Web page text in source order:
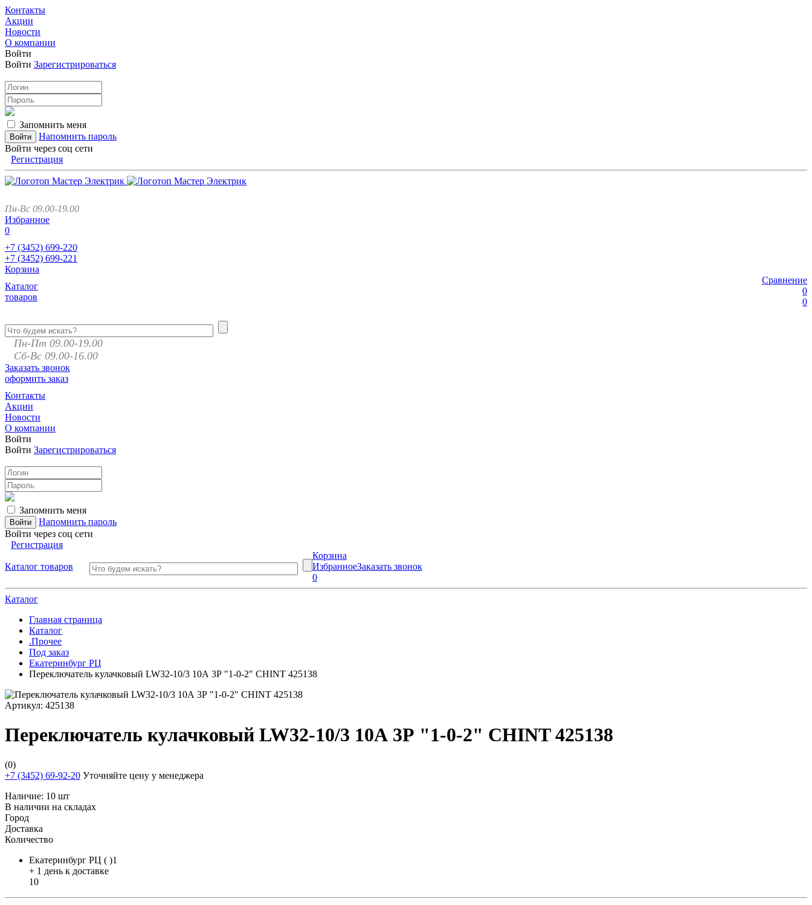
Контакты
Акции
Новости
О компании
Войти
Войти Зарегистрироваться
Запомнить меня
Напомнить пароль
Войти через соц сети
Регистрация
Пн-Вс 09.00-19.00
Избранное
0
+7 (3452) 699-220
+7 (3452) 699-221
Корзина
Сравнение
0
0
Каталог
товаров
Пн-Пт 09.00-19.00
Сб-Вс 09.00-16.00
Заказать звонок
оформить заказ
Контакты
Акции
Новости
О компании
Войти
Войти Зарегистрироваться
Запомнить меня
Напомнить пароль
Войти через соц сети
Регистрация
Каталог товаров
Корзина
Избранное
0
Заказать звонок
Каталог
Главная страница
Каталог
.Прочее
Под заказ
Екатеринбург РЦ
Переключатель кулачковый LW32-10/3 10А 3Р "1-0-2" CHINT 425138
Артикул: 425138
Переключатель кулачковый LW32-10/3 10А 3Р "1-0-2" CHINT 425138
(0)
+7 (3452) 69-92-20 Уточняйте цену у менеджера
Наличие: 10 шт
В наличии на складах
Город
Доставка
Количество
Екатеринбург РЦ ( )1
+ 1 день к доставке
10